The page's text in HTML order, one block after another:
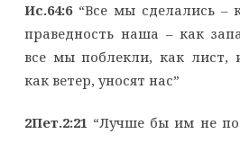
Ис.64:6“Все мы сделались –
праведность наша – как
все мы поблекли, как лист,
как ветер, уносят нас”
2Пет.2:21“Лучше бы им не